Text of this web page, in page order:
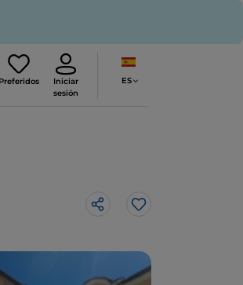
Preferidos
Iniciar
sesión
ES
Me gusta